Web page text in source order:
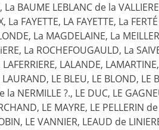
La BAUME LEBLANC de la
La FAYETTE, LA FAYETTE, La
La MAGDELAINE, La
La ROCHEFOUGAULD, La
LALANDE,
LE BLEU, LE BLOND, LE
la NERMILLE ?., LE DUC, LE
LE MAYRE, LE PELLERIN
LE VANNIER, LEAUD de